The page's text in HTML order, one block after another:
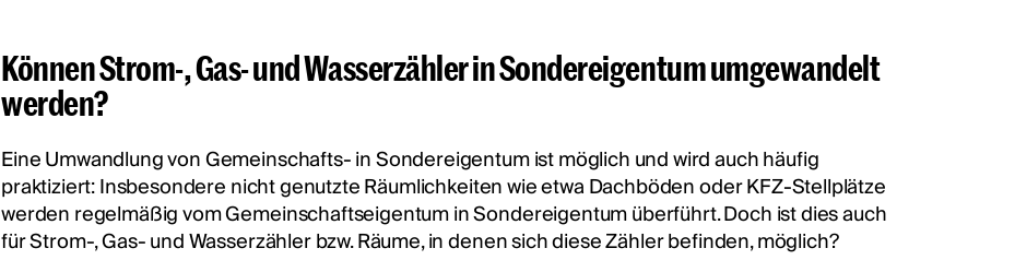
Können Strom-, Gas- und Wasserzähler in Sondereigentum umgewandelt
werden?
Eine Umwandlung von Gemeinschafts- in Sondereigentum ist möglich und wird auch häufig
praktiziert: Insbesondere nicht genutzte Räumlichkeiten wie etwa Dachböden oder KFZ-Stellplätze
werden regelmäßig vom Gemeinschaftseigentum in Sondereigentum überführt. Doch ist dies auch
für Strom-, Gas- und Wasserzähler bzw. Räume, in denen sich diese Zähler befinden, möglich?